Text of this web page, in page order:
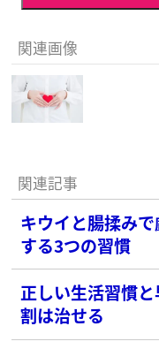
関連画像
関連記事
キウイと腸揉み
する3つの習慣
正しい生活習慣
割は治せる